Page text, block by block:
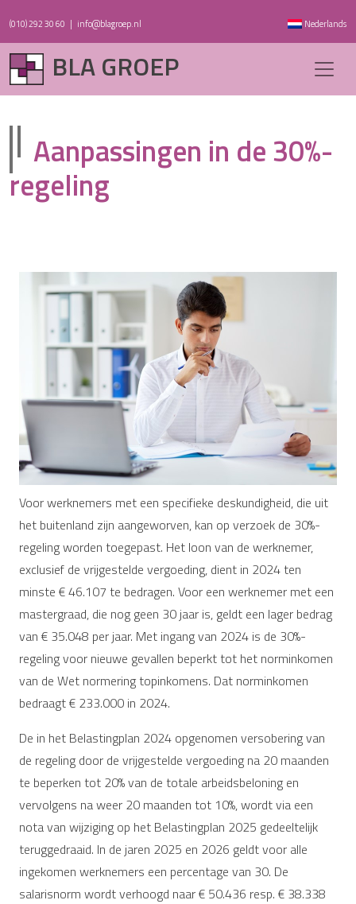
(010) 292 30 60 | info@blagroep.nl Nederlands
BLA GROEP
Aanpassingen in de 30%-
regeling
Voor werknemers met een specifieke deskundigheid, die uit
het buitenland zijn aangeworven, kan op verzoek de 30%-
regeling worden toegepast. Het loon van de werknemer,
exclusief de vrijgestelde vergoeding, dient in 2024 ten
minste € 46.107 te bedragen. Voor een werknemer met een
mastergraad, die nog geen 30 jaar is, geldt een lager bedrag
van € 35.048 per jaar. Met ingang van 2024 is de 30%-
regeling voor nieuwe gevallen beperkt tot het norminkomen
van de Wet normering topinkomens. Dat norminkomen
bedraagt € 233.000 in 2024.
De in het Belastingplan 2024 opgenomen versobering van
de regeling door de vrijgestelde vergoeding na 20 maanden
te beperken tot 20% van de totale arbeidsbeloning en
vervolgens na weer 20 maanden tot 10%, wordt via een
nota van wijziging op het Belastingplan 2025 gedeeltelijk
teruggedraaid. In de jaren 2025 en 2026 geldt voor alle
ingekomen werknemers een percentage van 30. De
salarisnorm wordt verhoogd naar € 50.436 resp. € 38.338